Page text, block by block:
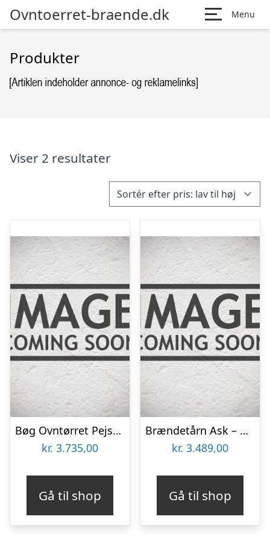
Ovntoerret-braende.dk Menu
Produkter
Viser 2 resultater
Bøg Ovntørret Pejsebrænde
kr. 3.735,00
Gå til shop
Brændetårn Ask – ovntørret 1,8 mÂ³ Pejsebrænde
kr. 3.489,00
Gå til shop